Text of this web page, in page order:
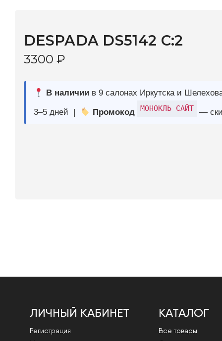
3–5 дней | Промокод — скидка 10%
ЛИЧНЫЙ КАБИНЕТ
Регистрация
КАТАЛОГ
Все товары